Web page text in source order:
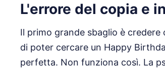
L'errore del copia e
Il primo grande sbaglio è
di poter cercare un Happy
perfetta. Non funziona così. La